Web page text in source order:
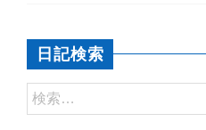
日記検索